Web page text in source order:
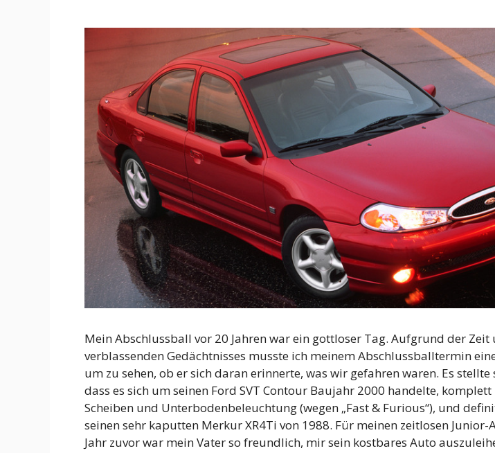
Mein Abschlussball vor 20 Jahren war ein gottloser Tag. Aufgrund der Zeit
verblassenden Gedächtnisses musste ich meinem Abschlussballtermin
um zu sehen, ob er sich daran erinnerte, was wir gefahren waren. Es stellte
dass es sich um seinen Ford SVT Contour Baujahr 2000 handelte,
Scheiben und Unterbodenbeleuchtung (wegen „Fast & Furious“), und
seinen sehr kaputten Merkur XR4Ti von 1988. Für meinen zeitlosen
Jahr zuvor war mein Vater so freundlich, mir sein kostbares Auto